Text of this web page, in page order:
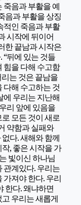
죽음과 부활을 예
음과 부활을 상징
적인 죽음과 부활
시작에 뒤이어
한 끝남과 시작은
뒤에 있는 것들
힘을 다해 수고함
는 것은 끝남을
다해 수고하는 것
에 우리는 지난해
리 앞에 있음을
모든 것이 새로
약함과 실패와
다. 새해와 함께
, 좋은 시작을 가
빛이신 하나님
관계있다. 우리는
져야 한다. 우리
한다. 왜냐하면
우리는 새롭게